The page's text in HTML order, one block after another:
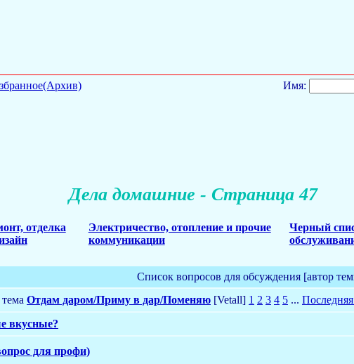
Имя:
Дела домашние - Страница 47
отделка
Электричество, отопление и прочие
коммуникации
Черный
Список вопросов для обсуждения [автор
Отдам даром/Приму в дар/Поменяю [Vetall] 1 2 3 4 5 ...
вкусные?
для профи)